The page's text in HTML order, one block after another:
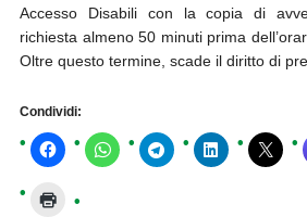
Accesso Disabili con la copia di
richiesta almeno 50 minuti prima
Oltre questo termine, scade il diritto di
Condividi: